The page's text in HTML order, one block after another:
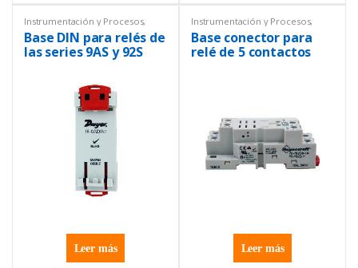
Instrumentación y Procesos,
Base DIN para relés de
las series 9AS y 92S
Leer más
Instrumentación y Procesos,
Base conector para
relé de 5 contactos
Leer más